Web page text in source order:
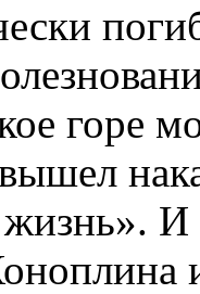
горе